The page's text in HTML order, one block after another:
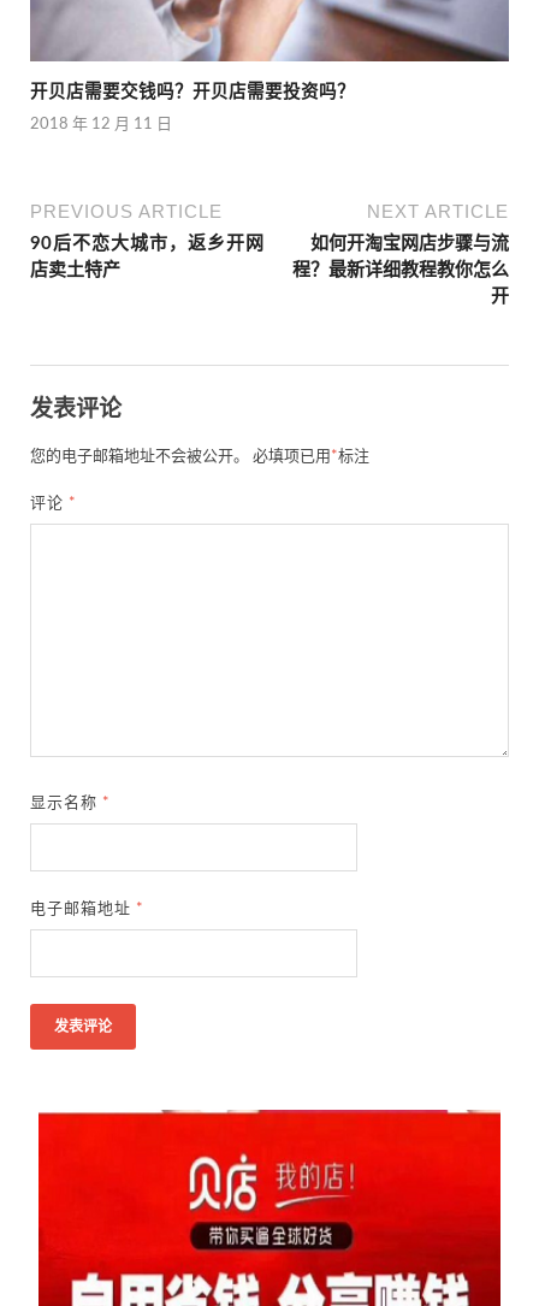
开贝店需要交钱吗？开贝店需要投资吗？
2018 年 12 月 11 日
PREVIOUS ARTICLE
90后不恋大城市，返乡开网
店卖土特产
NEXT ARTICLE
如何开淘宝网店步骤与流
程？最新详细教程教你怎么
开
发表评论
您的电子邮箱地址不会被公开。 必填项已用 *标注
评论 *
显示名称 *
电子邮箱地址 *